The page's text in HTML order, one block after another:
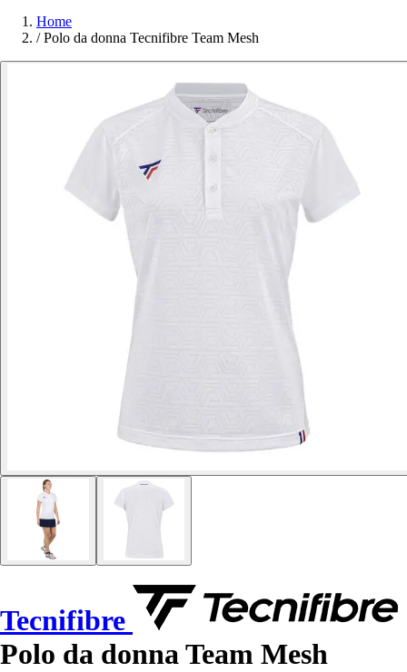
Home
/ Polo da donna Tecnifibre Team Mesh
Tecnifibre
Polo da donna Team Mesh